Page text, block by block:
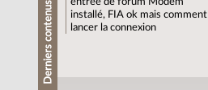
Derniers contenus
installé, FIA ok mais comment
lancer la connexion